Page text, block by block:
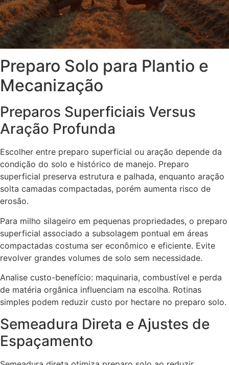
Preparo Solo para Plantio e
Mecanização
Preparos Superficiais Versus
Aração Profunda
Escolher entre preparo superficial ou aração depende da
condição do solo e histórico de manejo. Preparo
superficial preserva estrutura e palhada, enquanto aração
solta camadas compactadas, porém aumenta risco de
erosão.
Para milho silageiro em pequenas propriedades, o preparo
superficial associado a subsolagem pontual em áreas
compactadas costuma ser econômico e eficiente. Evite
revolver grandes volumes de solo sem necessidade.
Analise custo-benefício: maquinaria, combustível e perda
de matéria orgânica influenciam na escolha. Rotinas
simples podem reduzir custo por hectare no preparo solo.
Semeadura Direta e Ajustes de
Espaçamento